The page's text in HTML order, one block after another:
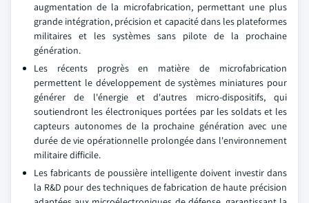
augmentation de la microfabrication, permettant une plus
grande intégration, précision et capacité dans les plateformes
militaires et les systèmes sans pilote de la prochaine
génération.
Les récents progrès en matière de microfabrication
permettent le développement de systèmes miniatures pour
générer de l'énergie et d'autres micro-dispositifs, qui
soutiendront les électroniques portées par les soldats et les
capteurs autonomes de la prochaine génération avec une
durée de vie opérationnelle prolongée dans l'environnement
militaire difficile.
Les fabricants de poussière intelligente doivent investir dans
la R&D pour des techniques de fabrication de haute précision